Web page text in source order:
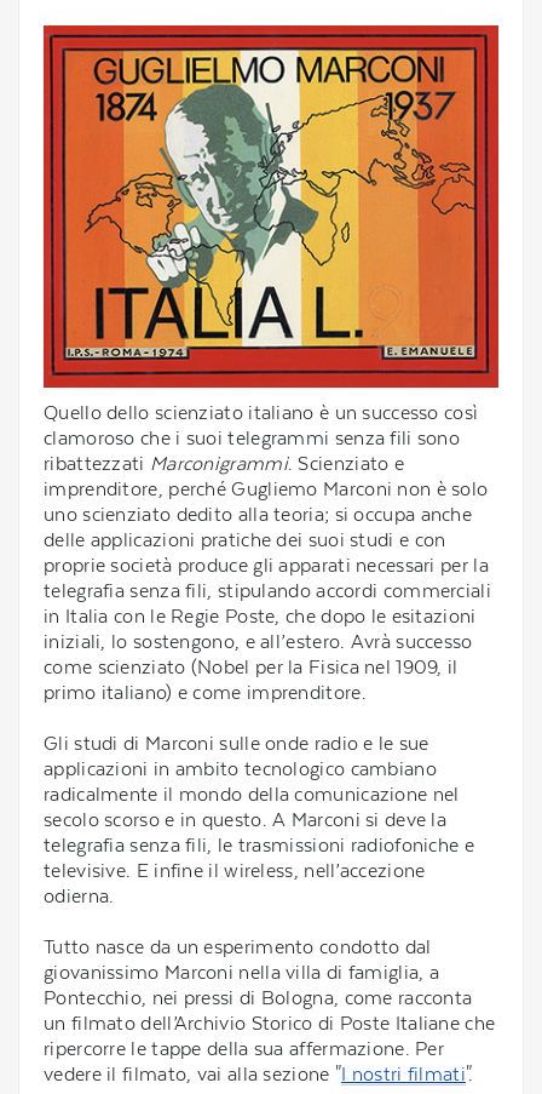
Quello dello scienziato italiano è un successo così
clamoroso che i suoi telegrammi senza fili sono
ribattezzati Marconigrammi. Scienziato e
imprenditore, perché Gugliemo Marconi non è solo
uno scienziato dedito alla teoria; si occupa anche
delle applicazioni pratiche dei suoi studi e con
proprie società produce gli apparati necessari per la
telegrafia senza fili, stipulando accordi commerciali
in Italia con le Regie Poste, che dopo le esitazioni
iniziali, lo sostengono, e all’estero. Avrà successo
come scienziato (Nobel per la Fisica nel 1909, il
primo italiano) e come imprenditore.
Gli studi di Marconi sulle onde radio e le sue
applicazioni in ambito tecnologico cambiano
radicalmente il mondo della comunicazione nel
secolo scorso e in questo. A Marconi si deve la
telegrafia senza fili, le trasmissioni radiofoniche e
televisive. E infine il wireless, nell’accezione
odierna.
Tutto nasce da un esperimento condotto dal
giovanissimo Marconi nella villa di famiglia, a
Pontecchio, nei pressi di Bologna, come racconta
un filmato dell’Archivio Storico di Poste Italiane che
ripercorre le tappe della sua affermazione. Per
vedere il filmato, vai alla sezione "I nostri filmati".